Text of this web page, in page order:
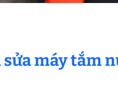
sửa máy tắm